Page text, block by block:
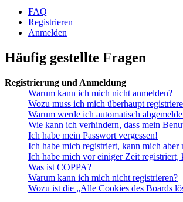
FAQ
Registrieren
Anmelden
Häufig gestellte Fragen
Registrierung und Anmeldung
Warum kann ich mich nicht anmelden?
Wozu muss ich mich überhaupt
Warum werde ich automatisch
Wie kann ich verhindern, dass mein
Ich habe mein Passwort vergessen!
Ich habe mich registriert, kann mich aber
Ich habe mich vor einiger Zeit registriert,
Was ist COPPA?
Warum kann ich mich nicht registrieren?
Wozu ist die „Alle Cookies des Boards